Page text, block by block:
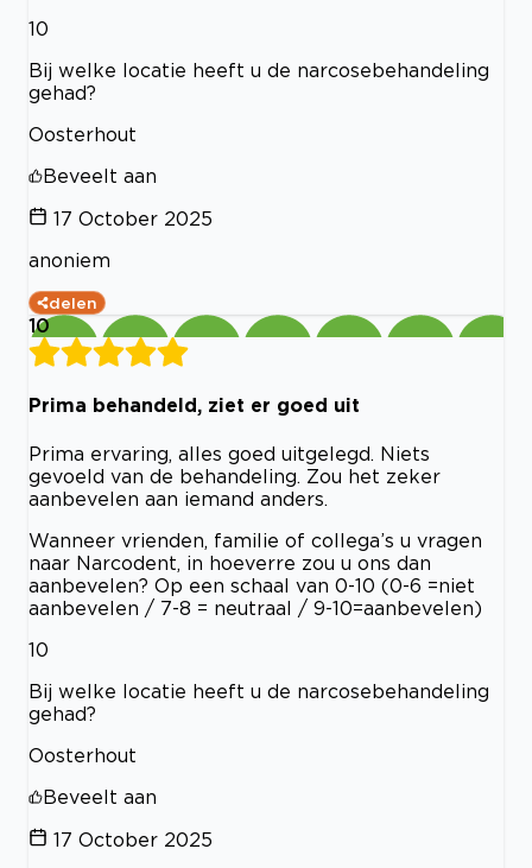
10
Bij welke locatie heeft u de narcosebehandeling
gehad?
Oosterhout
Beveelt aan
17 October 2025
anoniem
delen
10
Prima behandeld, ziet er goed uit
Prima ervaring, alles goed uitgelegd. Niets
gevoeld van de behandeling. Zou het zeker
aanbevelen aan iemand anders.
Wanneer vrienden, familie of collega’s u vragen
naar Narcodent, in hoeverre zou u ons dan
aanbevelen? Op een schaal van 0-10 (0-6 =niet
aanbevelen / 7-8 = neutraal / 9-10=aanbevelen)
10
Bij welke locatie heeft u de narcosebehandeling
gehad?
Oosterhout
Beveelt aan
17 October 2025